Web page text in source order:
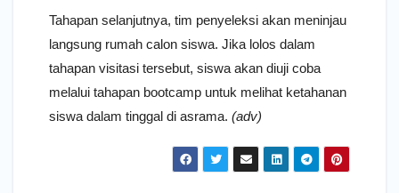
Tahapan selanjutnya, tim penyeleksi akan meninjau
langsung rumah calon siswa. Jika lolos dalam
tahapan visitasi tersebut, siswa akan diuji coba
melalui tahapan bootcamp untuk melihat ketahanan
siswa dalam tinggal di asrama. (adv)